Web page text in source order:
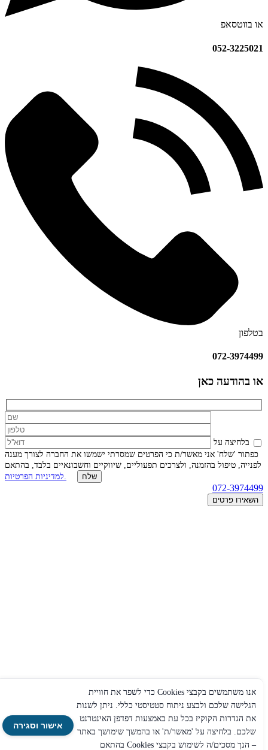
או בווטסאפ
052-3225021
בטלפון
072-3974499
או בהודעה כאן
בלחיצה על
כפתור 'שלח' אני מאשר/ת כי הפרטים שמסרתי ישמשו את החברה לצורך מענה
לפנייה, טיפול בהזמנה, ולצרכים תפעוליים, שיווקיים וחשבונאיים בלבד, בהתאם
072-3974499
השאירו פרטים
אישור וסגירה
אנו משתמשים בקבצי Cookies כדי לשפר את חוויית
הגלישה שלכם ולבצע ניתוח סטטיסטי כללי. ניתן לשנות
את הגדרות הקוקיז בכל עת באמצעות דפדפן האינטרנט
שלכם. בלחיצה על 'מאשר/ת' או בהמשך שימושך באתר
– הנך מסכים/ה לשימוש בקבצי Cookies בהתאם